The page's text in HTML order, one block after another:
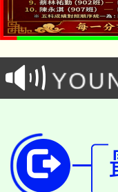
場熱
8/21
徵才
8月
開!
115
田徑
桃園